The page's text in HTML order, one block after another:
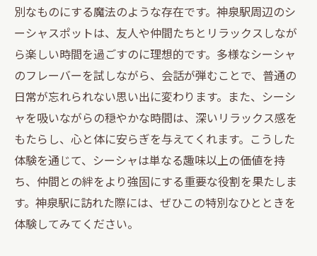
別なものにする魔法のような存在です。神泉駅周辺のシ
ーシャスポットは、友人や仲間たちとリラックスしなが
ら楽しい時間を過ごすのに理想的です。多様なシーシャ
のフレーバーを試しながら、会話が弾むことで、普通の
日常が忘れられない思い出に変わります。また、シーシ
ャを吸いながらの穏やかな時間は、深いリラックス感を
もたらし、心と体に安らぎを与えてくれます。こうした
体験を通じて、シーシャは単なる趣味以上の価値を持
ち、仲間との絆をより強固にする重要な役割を果たしま
す。神泉駅に訪れた際には、ぜひこの特別なひとときを
体験してみてください。